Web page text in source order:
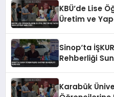
KBÜ’de Lise
Üretim ve
Sinop’ta
Rehberliği
Karabük